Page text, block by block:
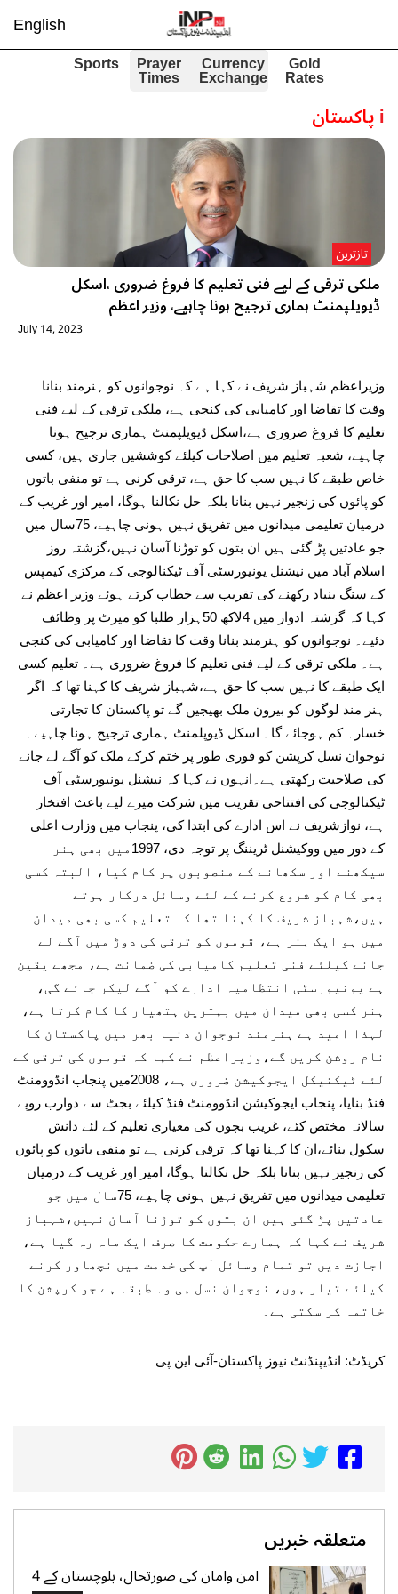
English
Gold
Rates
Currency
Exchange
Prayer
Times
Sports
iپاکستان
ملکی ترقی کے لیے فنی تعلیم کا فروغ ضروری ،اسکل
ڈیویلپمنٹ ہماری ترجیح ہونا چاہیے، وزیر اعظم
تازترین
July 14, 2023
وزیراعظم شہباز شریف نے کہا ہے کہ نوجوانوں کو ہنرمند بنانا
وقت کا تقاضا اور کامیابی کی کنجی ہے، ملکی ترقی کے لیے فنی
تعلیم کا فروغ ضروری ہے،اسکل ڈیویلپمنٹ ہماری ترجیح ہونا
چاہیے، شعبہ تعلیم میں اصلاحات کیلئے کوششیں جاری ہیں، کسی
خاص طبقے کا نہیں سب کا حق ہے، ترقی کرنی ہے تو منفی باتوں
کو پائوں کی زنجیر نہیں بنانا بلکہ حل نکالنا ہوگا، امیر اور غریب کے
درمیان تعلیمی میدانوں میں تفریق نہیں ہونی چاہیے، 75سال میں
جو عادتیں پڑ گئی ہیں ان بتوں کو توڑنا آسان نہیں،گزشتہ روز
اسلام آباد میں نیشنل یونیورسٹی آف ٹیکنالوجی کے مرکزی کیمپس
کے سنگ بنیاد رکھنے کی تقریب سے خطاب کرتے ہوئے وزیر اعظم نے
کہا کہ گزشتہ ادوار میں 4لاکھ 50ہزار طلبا کو میرٹ پر وظائف
دئیے۔ نوجوانوں کو ہنرمند بنانا وقت کا تقاضا اور کامیابی کی کنجی
ہے۔ ملکی ترقی کے لیے فنی تعلیم کا فروغ ضروری ہے۔ تعلیم کسی
ایک طبقے کا نہیں سب کا حق ہے،شہباز شریف کا کہنا تھا کہ اگر
ہنر مند لوگوں کو بیرون ملک بھیجیں گے تو پاکستان کا تجارتی
خسارہ کم ہوجائے گا۔ اسکل ڈیوپلمنٹ ہماری ترجیح ہونا چاہیے۔
نوجوان نسل کرپشن کو فوری طور پر ختم کرکے ملک کو آگے لے جانے
کی صلاحیت رکھتی ہے۔انہوں نے کہا کہ نیشنل یونیورسٹی آف
ٹیکنالوجی کی افتتاحی تقریب میں شرکت میرے لیے باعث افتخار
ہے، نوازشریف نے اس ادارے کی ابتدا کی، پنجاب میں وزارت اعلی
کے دور میں ووکیشنل ٹریننگ پر توجہ دی، 1997میں بھی ہنر
سیکھنے اور سکھانے کے منصوبوں پر کام کیا، البتہ کسی
بھی کام کو شروع کرنے کے لئے وسائل درکار ہوتے
ہیں،شہباز شریف کا کہنا تھا کہ تعلیم کسی بھی میدان
میں ہو ایک ہنر ہے، قوموں کو ترقی کی دوڑ میں آگے لے
جانے کیلئے فنی تعلیم کامیابی کی ضمانت ہے، مجھے یقین
ہے یونیورسٹی انتظامیہ ادارے کو آگے لیکر جائے گی،
ہنر کسی بھی میدان میں بہترین ہتھیار کا کام کرتا ہے،
لہذا امید ہے ہنرمند نوجوان دنیا بھر میں پاکستان کا
نام روشن کریں گے،وزیراعظم نے کہا کہ قوموں کی ترقی کے
لئے ٹیکنیکل ایجوکیشن ضروری ہے، 2008میں پنجاب انڈوومنٹ
فنڈ بنایا، پنجاب ایجوکیشن انڈوومنٹ فنڈ کیلئے بجٹ سے دوارب روپے
سالانہ مختص کئے، غریب بچوں کی معیاری تعلیم کے لئے دانش
سکول بنائے،ان کا کہنا تھا کہ ترقی کرنی ہے تو منفی باتوں کو پائوں
کی زنجیر نہیں بنانا بلکہ حل نکالنا ہوگا، امیر اور غریب کے درمیان
تعلیمی میدانوں میں تفریق نہیں ہونی چاہیے، 75سال میں جو
عادتیں پڑ گئی ہیں ان بتوں کو توڑنا آسان نہیں،شہباز
شریف نے کہا کہ ہمارے حکومت کا صرف ایک ماہ رہ گیا ہے،
اجازت دیں تو تمام وسائل آپ کی خدمت میں نچھاور کرنے
کیلئے تیار ہوں، نوجوان نسل ہی وہ طبقہ ہے جو کرپشن کا
خاتمہ کر سکتی ہے۔
کریڈٹ: انڈیپنڈنٹ نیوز پاکستان-آئی این پی
متعلقہ خبریں
امن وامان کی صورتحال، بلوچستان کے 4